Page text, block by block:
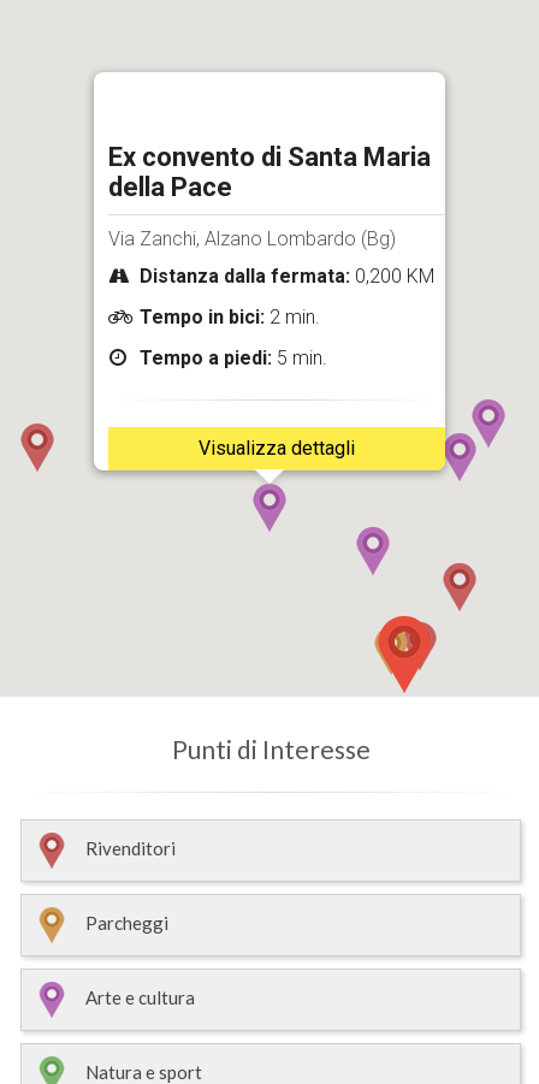
Ex convento di Santa Maria
della Pace
Via Zanchi, Alzano Lombardo (Bg)
Distanza dalla fermata: 0,200 KM
Tempo in bici: 2 min.
Tempo a piedi: 5 min.
Visualizza dettagli
Punti di Interesse
Rivenditori
Parcheggi
Arte e cultura
Natura e sport